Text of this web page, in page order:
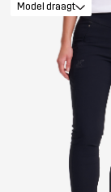
Model draagt